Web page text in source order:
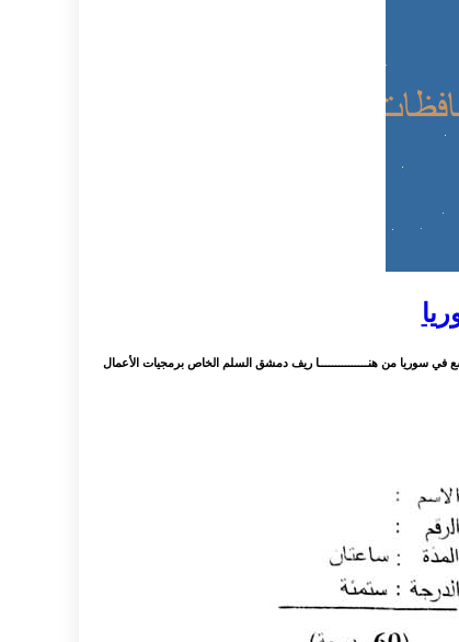
من هنـــــــــــــــا ريف دمشق السلم الخاص برمجيات الأعمال